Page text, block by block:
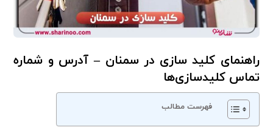
راهنمای کلید سازی در سمنان – آدرس و شماره
تماس کلیدسازی‌ها
فهرست مطالب